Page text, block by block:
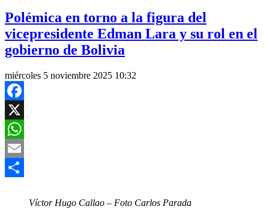
Polémica en torno a la figura del
vicepresidente Edman Lara y su rol en el
gobierno de Bolivia
miércoles 5 noviembre 2025 10:32
Facebook
X
WhatsApp
Email
Víctor Hugo Callao – Foto Carlos Parada